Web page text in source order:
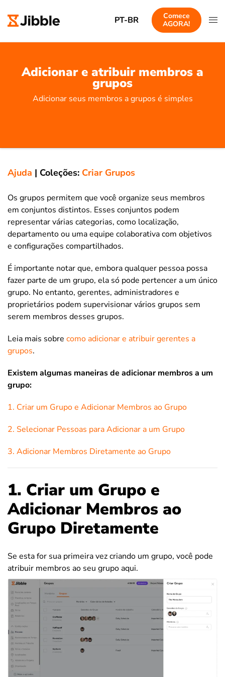
PT-BR
Comece
AGORA!
Adicionar e atribuir membros a
grupos
Adicionar seus membros a grupos é simples
Ajuda | Coleções: Criar Grupos
Os grupos permitem que você organize seus membros
em conjuntos distintos. Esses conjuntos podem
representar várias categorias, como localização,
departamento ou uma equipe colaborativa com objetivos
e configurações compartilhados.
É importante notar que, embora qualquer pessoa possa
fazer parte de um grupo, ela só pode pertencer a um único
grupo. No entanto, gerentes, administradores e
proprietários podem supervisionar vários grupos sem
serem membros desses grupos.
Leia mais sobre como adicionar e atribuir gerentes a
grupos.
Existem algumas maneiras de adicionar membros a um
grupo:
1. Criar um Grupo e Adicionar Membros ao Grupo
2. Selecionar Pessoas para Adicionar a um Grupo
3. Adicionar Membros Diretamente ao Grupo
1. Criar um Grupo e
Adicionar Membros ao
Grupo Diretamente
Se esta for sua primeira vez criando um grupo, você pode
atribuir membros ao seu grupo aqui.